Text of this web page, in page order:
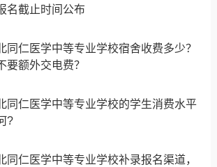
名截止时间公布
同仁医学中等专业学校宿舍收费多少？
要额外交电费？
同仁医学中等专业学校的学生消费水平
?
同仁医学中等专业学校补录报名渠道，